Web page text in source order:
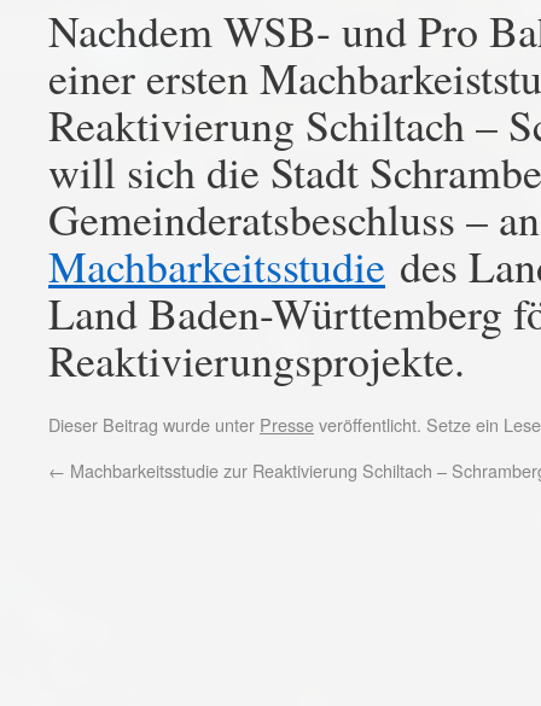
Nachdem WSB- und Pro
einer ersten
Reaktivierung Schiltach –
will sich die Stadt
Gemeinderatsbeschluss –
Machbarkeitsstudie des
Land Baden-Württemberg
Reaktivierungsprojekte.
Dieser Beitrag wurde unter Presseveröffentlicht. Setze ein
← Machbarkeitsstudie zur Reaktivierung Schiltach –